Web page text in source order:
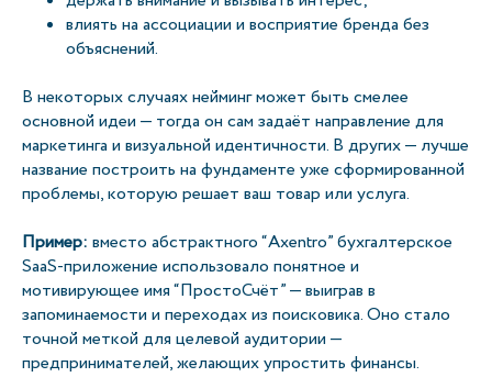
влиять на ассоциации и восприятие бренда без
объяснений.
В некоторых случаях нейминг может быть смелее
основной идеи — тогда он сам задаёт направление для
маркетинга и визуальной идентичности. В других — лучше
название построить на фундаменте уже сформированной
проблемы, которую решает ваш товар или услуга.
Пример: вместо абстрактного “Axentro” бухгалтерское
SaaS-приложение использовало понятное и
мотивирующее имя “ПростоСчёт” — выиграв в
запоминаемости и переходах из поисковика. Оно стало
точной меткой для целевой аудитории —
предпринимателей, желающих упростить финансы.